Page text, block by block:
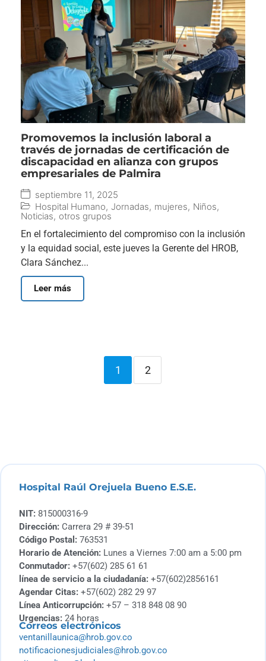
Promovemos la inclusión laboral a
través de jornadas de certificación de
discapacidad en alianza con grupos
empresariales de Palmira
septiembre 11, 2025
Hospital Humano, Jornadas, mujeres, Niños,
Noticias, otros grupos
En el fortalecimiento del compromiso con la inclusión
y la equidad social, este jueves la Gerente del HROB,
Clara Sánchez...
Leer más
1 2
Hospital Raúl Orejuela Bueno E.S.E.
NIT: 815000316-9
Dirección: Carrera 29 # 39-51
Código Postal: 763531
Horario de Atención: Lunes a Viernes 7:00 am a 5:00 pm
Conmutador: +57(602) 285 61 61
línea de servicio a la ciudadanía: +57(602)2856161
Agendar Citas: +57(602) 282 29 97
Línea Anticorrupción: +57 – 318 848 08 90
Urgencias: 24 horas
Correos electrónicos
ventanillaunica@hrob.gov.co
notificacionesjudiciales@hrob.gov.co